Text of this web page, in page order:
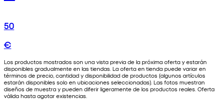
50
€
Los productos mostrados son una vista previa de la próxima oferta y estarán
disponibles gradualmente en las tiendas. La oferta en tienda puede variar en
términos de precio, cantidad y disponibilidad de productos (algunos artículos
estarán disponibles solo en ubicaciones seleccionadas). Las fotos muestran
diseños de muestra y pueden diferir ligeramente de los productos reales. Oferta
válida hasta agotar existencias.